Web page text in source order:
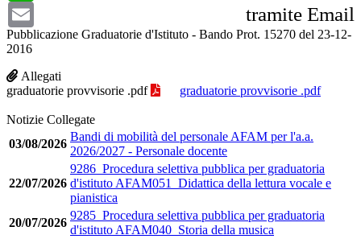
tramite Email
Pubblicazione Graduatorie d'Istituto - Bando Prot. 15270 del 23-12-
2016
Allegati
graduatorie provvisorie .pdf
graduatorie provvisorie .pdf
Notizie Collegate
03/08/2026
Bandi di mobilità del personale AFAM per l'a.a.
2026/2027 - Personale docente
22/07/2026
9286_Procedura selettiva pubblica per graduatoria
d'istituto AFAM051_Didattica della lettura vocale e
pianistica
20/07/2026
9285_Procedura selettiva pubblica per graduatoria
d'istituto AFAM040_Storia della musica